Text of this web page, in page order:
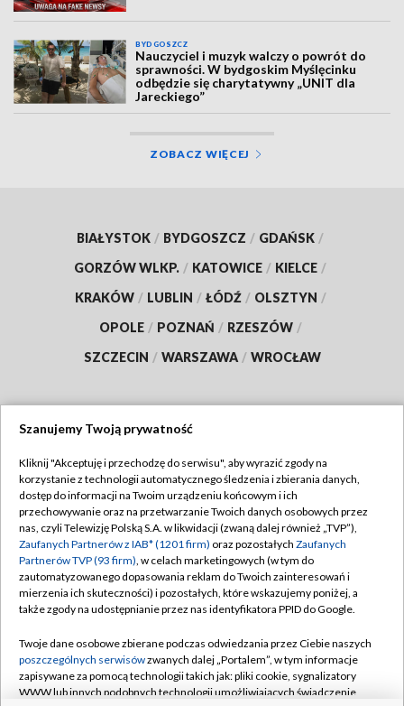
BYDGOSZCZ
Nauczyciel i muzyk walczy o powrót do
sprawności. W bydgoskim Myślęcinku
odbędzie się charytatywny „UNIT dla
Jareckiego”
ZOBACZ WIĘCEJ
BIAŁYSTOK / BYDGOSZCZ / GDAŃSK /
GORZÓW WLKP. / KATOWICE / KIELCE /
KRAKÓW / LUBLIN / ŁÓDŹ / OLSZTYN /
OPOLE / POZNAŃ / RZESZÓW /
SZCZECIN / WARSZAWA / WROCŁAW
TVP
Abonament TVP
Emisja w TVP
Centrum informacji TVP
Naziemna Telewizja Cyfrowa
Rada Programowa
System NOS
Regulamin TVP
Polityka prywatności
Moje zgody
Pomoc
Kontakt
Szanujemy Twoją prywatność
Kliknij "Akceptuję i przechodzę do serwisu", aby wyrazić zgody na
korzystanie z technologii automatycznego śledzenia i zbierania danych,
dostęp do informacji na Twoim urządzeniu końcowym i ich
przechowywanie oraz na przetwarzanie Twoich danych osobowych przez
nas, czyli Telewizję Polską S.A. w likwidacji (zwaną dalej również „TVP”),
Zaufanych Partnerów z IAB* (1201 firm) oraz pozostałych Zaufanych
Partnerów TVP (93 firm), w celach marketingowych (w tym do
zautomatyzowanego dopasowania reklam do Twoich zainteresowań i
mierzenia ich skuteczności) i pozostałych, które wskazujemy poniżej, a
także zgody na udostępnianie przez nas identyfikatora PPID do Google.
Twoje dane osobowe zbierane podczas odwiedzania przez Ciebie naszych
poszczególnych serwisówzwanych dalej „Portalem”, w tym informacje
zapisywane za pomocą technologii takich jak: pliki cookie, sygnalizatory
WWW lub innych podobnych technologii umożliwiających świadczenie